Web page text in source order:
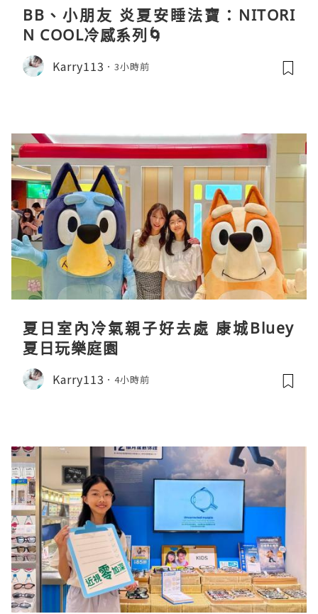
BB、小朋友 炎夏安睡法寶：NITORI
N COOL冷感系列🌀
Karry113 3小時前
夏日室內冷氣親子好去處 康城Bluey
夏日玩樂庭園
Karry113 4小時前